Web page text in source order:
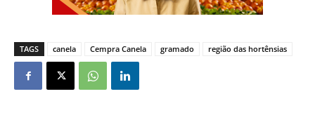
TAGS canela Cempra Canela gramado região das hortênsias